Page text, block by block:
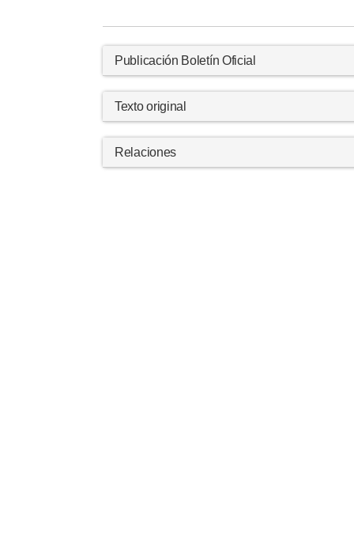
Publicación Boletín Oficial
Texto original
Relaciones